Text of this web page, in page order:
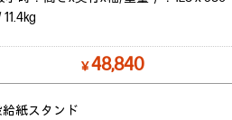
￥48,840
紙スタンド